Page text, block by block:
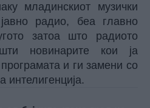
младинскиот музички
радио, беа главно
затоа што радиото
новинарите кои ја
и ги замени со
интелигенција.